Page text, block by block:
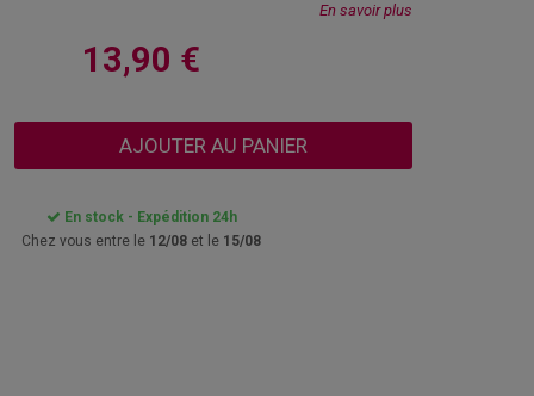
En savoir plus
13,90 €
AJOUTER AU PANIER
En stock - Expédition 24h
Chez vous entre le 12/08 et le 15/08